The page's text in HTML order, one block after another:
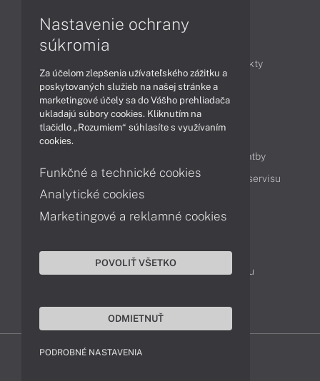
Produkty
Technológie
Videá
Obsah
Možnosti doručenia a platby
Podpora a servis
Servisné služby Cenník servisu
Kontakty
043 4224 771
Obchodné oddelenie
Reklamácia tovaru
Nastavenie ochrany
súkromia
Za účelom zlepšenia užívateľského zážitku a
poskytovaných služieb na našej stránke a
marketingové účely sa do Vášho prehliadača
ukladajú súbory cookies. Kliknutím na
tlačidlo „Rozumiem“ súhlasíte s využívaním
cookies.
Funkčné a technické cookies
Analytické cookies
Marketingové a reklamné cookies
POVOLIŤ VŠETKO
ODMIETNUŤ
PODROBNÉ NASTAVENIA